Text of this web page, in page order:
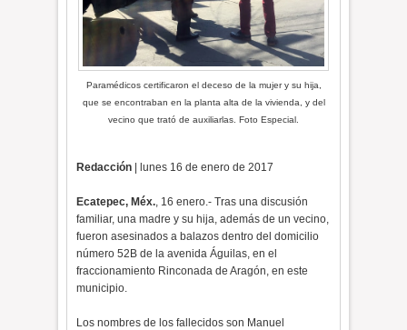
Paramédicos certificaron el deceso de la mujer y su hija,
que se encontraban en la planta alta de la vivienda, y del
vecino que trató de auxiliarlas. Foto Especial.
Redacción | lunes 16 de enero de 2017
Ecatepec, Méx., 16 enero.- Tras una discusión
familiar, una madre y su hija, además de un vecino,
fueron asesinados a balazos dentro del domicilio
número 52B de la avenida Águilas, en el
fraccionamiento Rinconada de Aragón, en este
municipio.
Los nombres de los fallecidos son Manuel